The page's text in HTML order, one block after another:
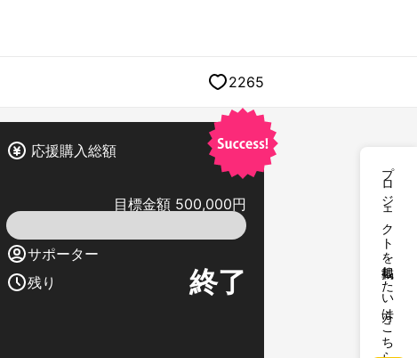
プロジェクトを掲載したい方はこちら
2265
応援購入総額
目標金額 500,000円
サポーター
残り
終了